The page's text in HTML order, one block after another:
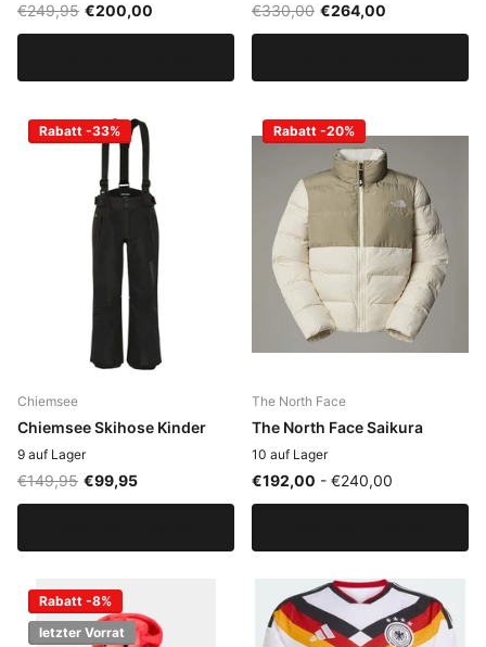
€249,95 €200,00 €330,00 €264,00
Rabatt -33%
Chiemsee
Chiemsee Skihose Kinder
9 auf Lager
€149,95 €99,95
Rabatt -20%
The North Face
The North Face Saikura
10 auf Lager
€192,00 - €240,00
Rabatt -8%
letzter Vorrat